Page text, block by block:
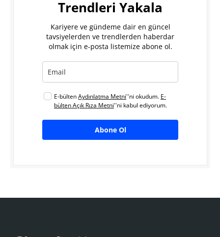
Trendleri Yakala
Kariyere ve gündeme dair en güncel
tavsiyelerden ve trendlerden haberdar
olmak için e-posta listemize abone ol.
E-bültenAydınlatma Metni''ni okudum. E-
bülten Açık Rıza Metni''ni kabul ediyorum.
Abone Ol